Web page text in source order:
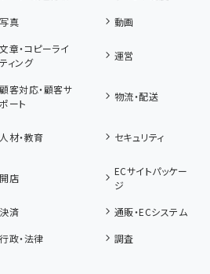
写真 動画
文章・コピーライ
ティング
運営
顧客対応・顧客サ
ポート
物流・配送
人材・教育 セキュリティ
開店
ECサイトパッケー
ジ
決済
通販・ECシステム
行政・法律
調査